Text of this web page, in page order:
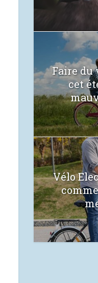
Faire du
cet
Vélo